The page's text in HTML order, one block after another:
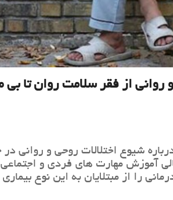
روانی از فقر سلامت روان تا بی
شیوع اختلالات روحی و روانی در
آموزش مهارت های فردی و اجتماعی
را از مبتلایان به این نوع